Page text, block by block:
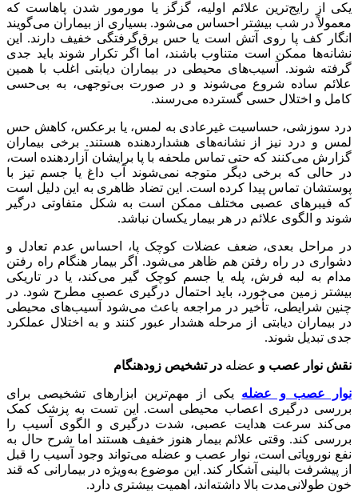
یکی از رایج‌ترین علائم اولیه، گزگز یا مورمور شدن پاهاست که
معمولاً در شب بیشتر احساس می‌شود. بسیاری از بیماران می‌گویند
انگار کف پا روی آتش است یا حس برق‌گرفتگی خفیف دارند. این
نشانه‌ها ممکن است متناوب باشند، اما اگر تکرار شوند باید جدی
گرفته شوند. آسیب‌های محیطی در بیماران دیابتی اغلب با همین
علائم ساده شروع می‌شوند و در صورت بی‌توجهی، به بی‌حسی
کامل و اختلال حسی گسترده می‌رسند.
درد سوزشی، حساسیت غیرعادی به لمس، یا برعکس، کاهش حس
لمس و درد نیز از نشانه‌های هشداردهنده هستند. برخی بیماران
گزارش می‌کنند که حتی تماس ملحفه با پا برایشان آزاردهنده است،
در حالی که برخی دیگر متوجه نمی‌شوند آب داغ یا جسم تیز با
پوستشان تماس پیدا کرده است. این تضاد ظاهری به این دلیل است
که فیبرهای عصبی مختلف ممکن است به شکل متفاوتی درگیر
شوند و الگوی علائم در هر بیمار یکسان نباشد.
در مراحل بعدی، ضعف عضلات کوچک پا، احساس عدم تعادل و
دشواری در راه رفتن هم ظاهر می‌شود. اگر بیمار هنگام راه رفتن
مدام به لبه فرش، پله یا جسم کوچک گیر می‌کند، یا در تاریکی
بیشتر زمین می‌خورد، باید احتمال درگیری عصبی مطرح شود. در
چنین شرایطی، تأخیر در مراجعه باعث می‌شود آسیب‌های محیطی
در بیماران دیابتی از مرحله هشدار عبور کنند و به اختلال عملکرد
جدی تبدیل شوند.
نقش نوار عصب و عضله در تشخیص زودهنگام
نوار عصب و عضله یکی از مهم‌ترین ابزارهای تشخیصی برای
بررسی درگیری اعصاب محیطی است. این تست به پزشک کمک
می‌کند سرعت هدایت عصبی، شدت درگیری و الگوی آسیب را
بررسی کند. وقتی علائم بیمار هنوز خفیف هستند اما شرح حال به
نفع نوروپاتی است، نوار عصب و عضله می‌تواند وجود آسیب را قبل
از پیشرفت بالینی آشکار کند. این موضوع به‌ویژه در بیمارانی که قند
خون طولانی‌مدت بالا داشته‌اند، اهمیت بیشتری دارد.